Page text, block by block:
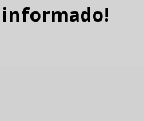
informado!